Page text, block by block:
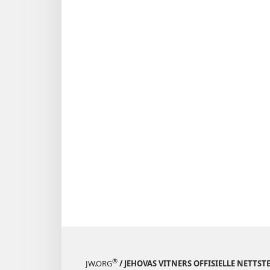
JW.ORG® / JEHOVAS VITNERS OFFISIELLE